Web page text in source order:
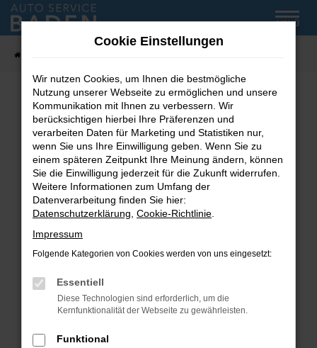
Zum
Hauptinhalt
MENÜ
Fehler: Network Error
Beim Laden ist ein Fehler aufgetreten.
Hier sind ein paar Tipps, die dir helfen können:
Überprüfe deine Firewall und deine
Internetverbindung.
Laden andere Webseiten, zum Beispiel deine
Suchmaschine?
Prüfe deine Browsererweiterungen.
können das Laden bestimmter Seiten
verhindern. Funktioniert die Seite in einem
Fenster?
Cookie Einstellungen
Wir nutzen Cookies, um Ihnen die bestmögliche
Nutzung unserer Webseite zu ermöglichen und unsere
Kommunikation mit Ihnen zu verbessern. Wir
berücksichtigen hierbei Ihre Präferenzen und
verarbeiten Daten für Marketing und Statistiken nur,
wenn Sie uns Ihre Einwilligung geben. Wenn Sie zu
einem späteren Zeitpunkt Ihre Meinung ändern, können
Sie die Einwilligung jederzeit für die Zukunft widerrufen.
Weitere Informationen zum Umfang der
Datenverarbeitung finden Sie hier:
Datenschutzerklärung Cookie-Richtlinie
Impressum
Folgende Kategorien von Cookies werden von uns eingesetzt:
Essentiell
Diese Technologien sind erforderlich, um die
Kernfunktionalität der Webseite zu gewährleisten.
Funktional